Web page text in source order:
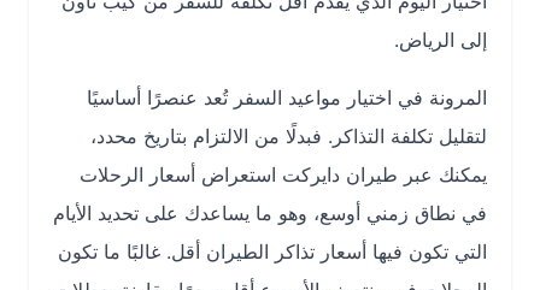
إلى الرياض.
المرونة في اختيار مواعيد السفر تُعد عنصرًا أساسيًا
لتقليل تكلفة التذاكر. فبدلًا من الالتزام بتاريخ محدد،
يمكنك عبر طيران دايركت استعراض أسعار الرحلات
في نطاق زمني أوسع، وهو ما يساعدك على تحديد الأيام
التي تكون فيها أسعار تذاكر الطيران أقل. غالبًا ما تكون